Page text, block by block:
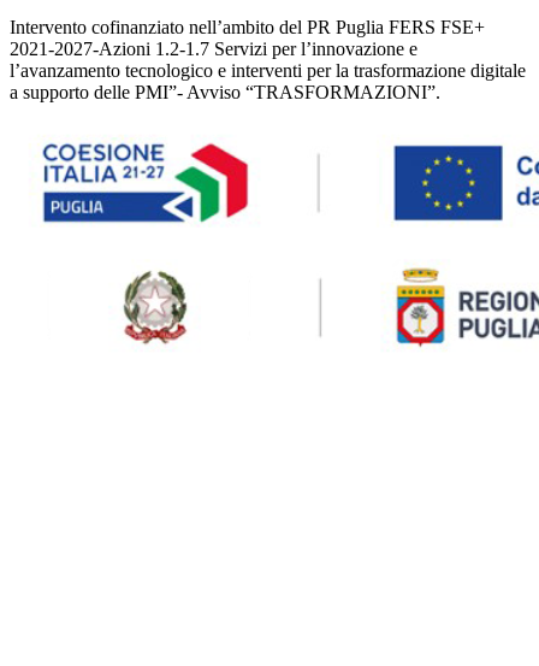
Intervento cofinanziato nell’ambito del PR Puglia FERS FSE+
2021-2027-Azioni 1.2-1.7 Servizi per l’innovazione e
l’avanzamento tecnologico e interventi per la trasformazione digitale
a supporto delle PMI”- Avviso “TRASFORMAZIONI”.